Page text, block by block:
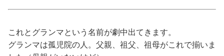
これとグランマという名前が劇中出てきます。
グランマは孤児院の人。父親、祖父、祖母がこれで揃いま